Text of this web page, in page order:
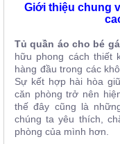
Giới thiệu chung
Tủ quần áo cho bé
hữu phong cách thiết
hàng đầu trong các
Sự kết hợp hài hòa
căn phòng trở nên
thế đây cũng là
chúng ta yêu thích,
phòng của mình hơn.